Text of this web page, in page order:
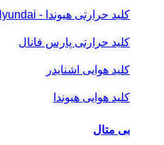
کلید حرارتی هیوندا - Hyundai
کلید حرارتی پارس فانال
کلید هوایی اشنایدر
کلید هوایی هیوندا
بی متال